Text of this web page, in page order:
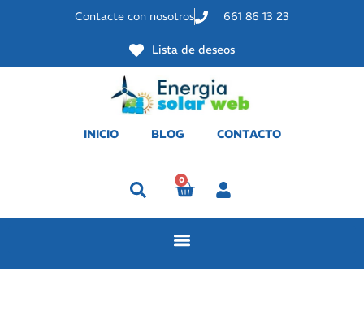
Contacte con nosotros 661 86 13 23
Lista de deseos
INICIO BLOG CONTACTO
0